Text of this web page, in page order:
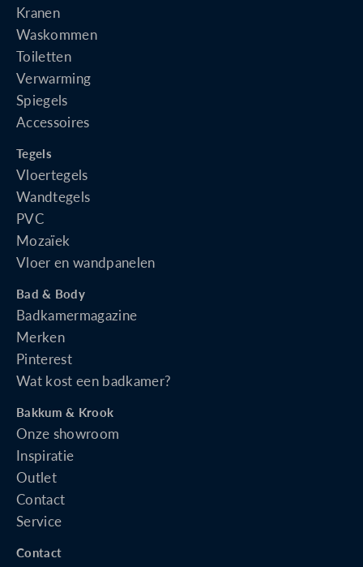
Kranen
Waskommen
Toiletten
Verwarming
Spiegels
Accessoires
Tegels
Vloertegels
Wandtegels
PVC
Mozaïek
Vloer en wandpanelen
Bad & Body
Badkamermagazine
Merken
Pinterest
Wat kost een badkamer?
Bakkum & Krook
Onze showroom
Inspiratie
Outlet
Contact
Service
Contact